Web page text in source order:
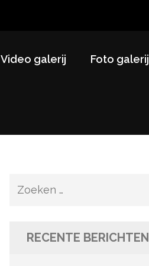
Video galerij Foto galerij
Zoeken
RECENTE BERICHTEN